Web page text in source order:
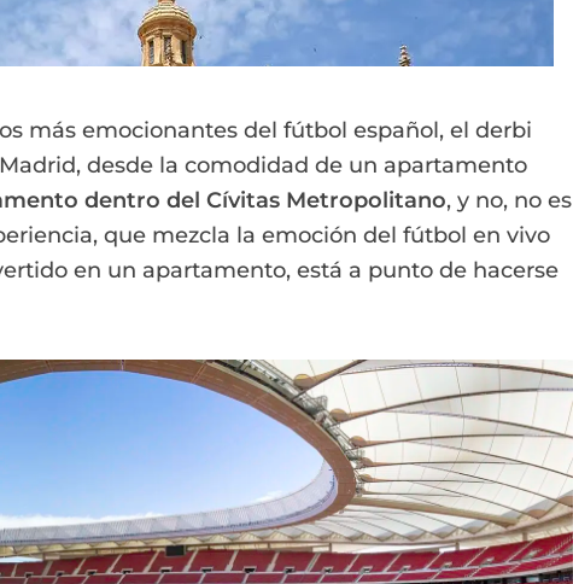
más emocionantes del fútbol español, el derbi
desde la comodidad de un apartamento
dentro del Cívitas Metropolitano, y no, no es
que mezcla la emoción del fútbol en vivo
en un apartamento, está a punto de hacerse